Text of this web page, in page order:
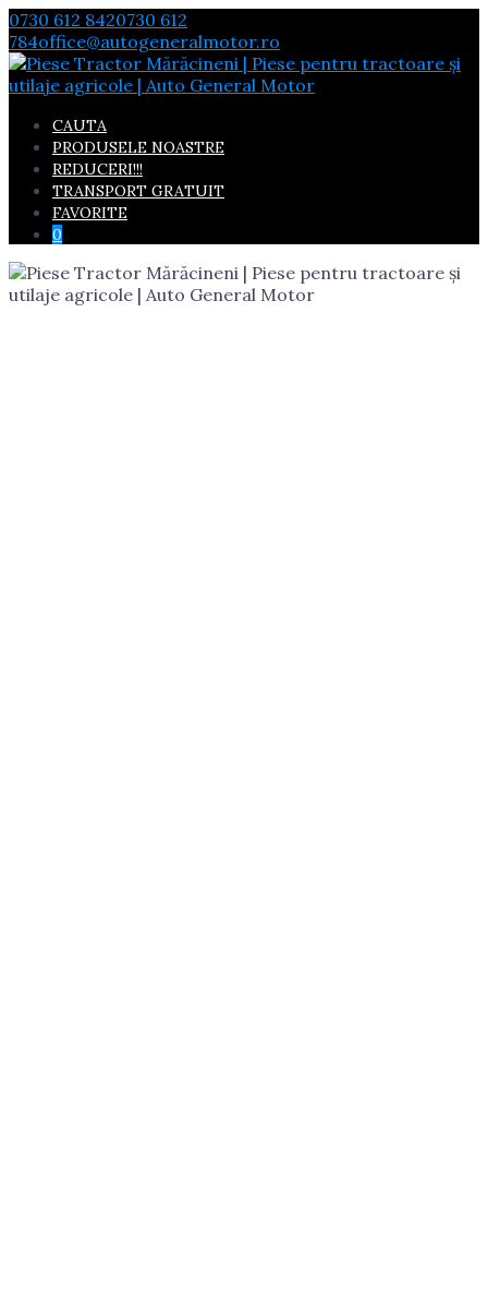
Skip
to
content
0730 612 8420730 612
784office@autogeneralmotor.ro
CAUTA
PRODUSELE NOASTRE
REDUCERI!!!
TRANSPORT GRATUIT
FAVORITE
0